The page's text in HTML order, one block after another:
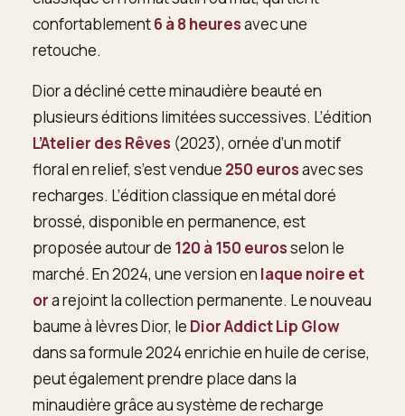
confortablement6 à 8 heuresavec une
retouche.
Dior a décliné cette minaudière beauté en
plusieurs éditions limitées successives. L’édition
L’Atelier des Rêves (2023), ornée d’un motif
floral en relief, s’est vendue 250 eurosavec ses
recharges. L’édition classique en métal doré
brossé, disponible en permanence, est
proposée autour de 120 à 150 eurosselon le
marché. En 2024, une version en laque noire et
ora rejoint la collection permanente. Le nouveau
baume à lèvres Dior, le Dior Addict Lip Glow
dans sa formule 2024 enrichie en huile de cerise,
peut également prendre place dans la
minaudière grâce au système de recharge